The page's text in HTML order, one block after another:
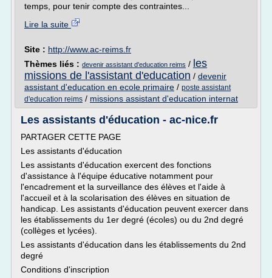
temps, pour tenir compte des contraintes...
Lire la suite
Site : http://www.ac-reims.fr
Thèmes liés : devenir assistant d'education reims / les
missions de l'assistant d'education / devenir
assistant d'education en ecole primaire / poste assistant
d'education reims / missions assistant d'education internat
Les assistants d'éducation - ac-nice.fr
PARTAGER CETTE PAGE
Les assistants d'éducation
Les assistants d'éducation exercent des fonctions
d'assistance à l'équipe éducative notamment pour
l'encadrement et la surveillance des élèves et l'aide à
l'accueil et à la scolarisation des élèves en situation de
handicap. Les assistants d'éducation peuvent exercer dans
les établissements du 1er degré (écoles) ou du 2nd degré
(collèges et lycées).
Les assistants d'éducation dans les établissements du 2nd
degré
Conditions d'inscription